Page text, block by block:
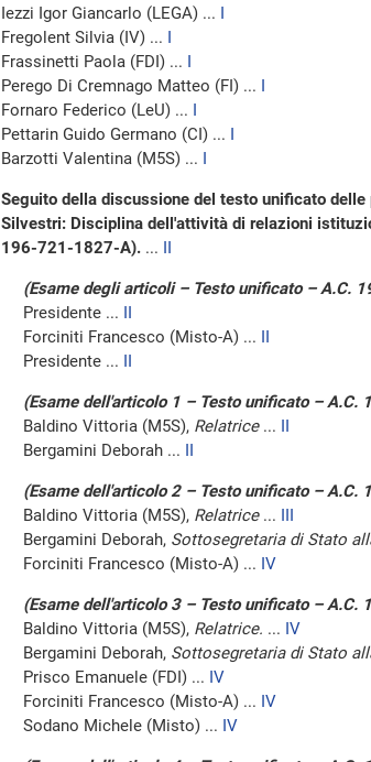
Iezzi Igor Giancarlo (LEGA) ... I
Fregolent Silvia (IV) ... I
Frassinetti Paola (FDI) ... I
Perego Di Cremnago Matteo (FI) ... I
Fornaro Federico (LeU) ... I
Pettarin Guido Germano (CI) ... I
Barzotti Valentina (M5S) ... I
Seguito della discussione del testo unificato
Silvestri: Disciplina dell'attività di relazioni
196-721-1827-A). ... II
(Esame degli articoli – Testo unificato – A.C.
Presidente ... II
Forciniti Francesco (Misto-A) ... II
Presidente ... II
(Esame dell'articolo 1 – Testo unificato – A.C.
Baldino Vittoria (M5S), Relatrice... II
Bergamini Deborah ... II
(Esame dell'articolo 2 – Testo unificato – A.C.
Baldino Vittoria (M5S), Relatrice... III
Bergamini Deborah, Sottosegretaria di Stato
Forciniti Francesco (Misto-A) ... IV
(Esame dell'articolo 3 – Testo unificato – A.C.
Baldino Vittoria (M5S), Relatrice. ... IV
Bergamini Deborah, Sottosegretaria di Stato
Prisco Emanuele (FDI) ... IV
Forciniti Francesco (Misto-A) ... IV
Sodano Michele (Misto) ... IV